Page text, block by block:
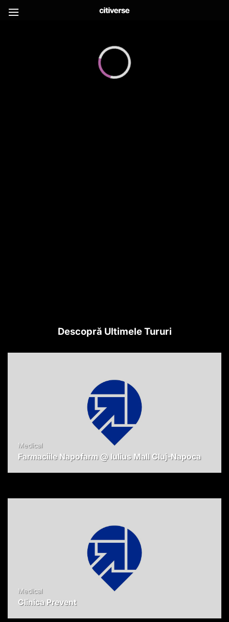
Descopră Ultimele Tururi
Medical
Farmaciile Napofarm @ Iulius Mall Cluj-Napoca
Medical
Clinica Prevent